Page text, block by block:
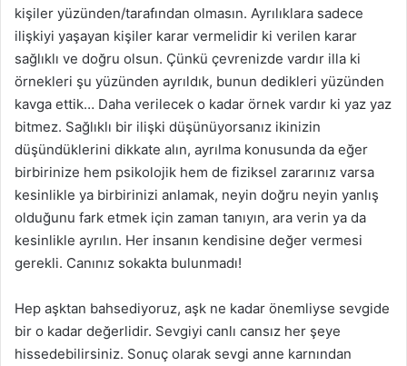
kişiler yüzünden/tarafından olmasın. Ayrılıklara sadece
ilişkiyi yaşayan kişiler karar vermelidir ki verilen karar
sağlıklı ve doğru olsun. Çünkü çevrenizde vardır illa ki
örnekleri şu yüzünden ayrıldık, bunun dedikleri yüzünden
kavga ettik… Daha verilecek o kadar örnek vardır ki yaz yaz
bitmez. Sağlıklı bir ilişki düşünüyorsanız ikinizin
düşündüklerini dikkate alın, ayrılma konusunda da eğer
birbirinize hem psikolojik hem de fiziksel zararınız varsa
kesinlikle ya birbirinizi anlamak, neyin doğru neyin yanlış
olduğunu fark etmek için zaman tanıyın, ara verin ya da
kesinlikle ayrılın. Her insanın kendisine değer vermesi
gerekli. Canınız sokakta bulunmadı!
Hep aşktan bahsediyoruz, aşk ne kadar önemliyse sevgide
bir o kadar değerlidir. Sevgiyi canlı cansız her şeye
hissedebilirsiniz. Sonuç olarak sevgi anne karnından